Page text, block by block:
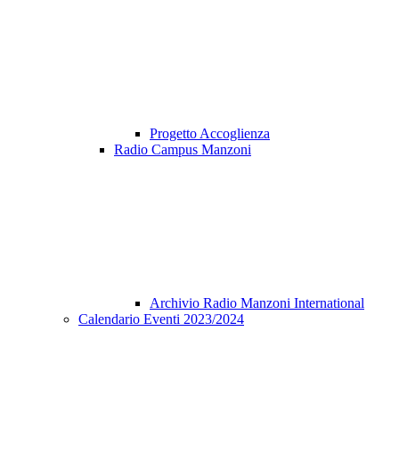
Progetto Accoglienza
Radio Campus Manzoni
Archivio Radio Manzoni International
Calendario Eventi 2023/2024